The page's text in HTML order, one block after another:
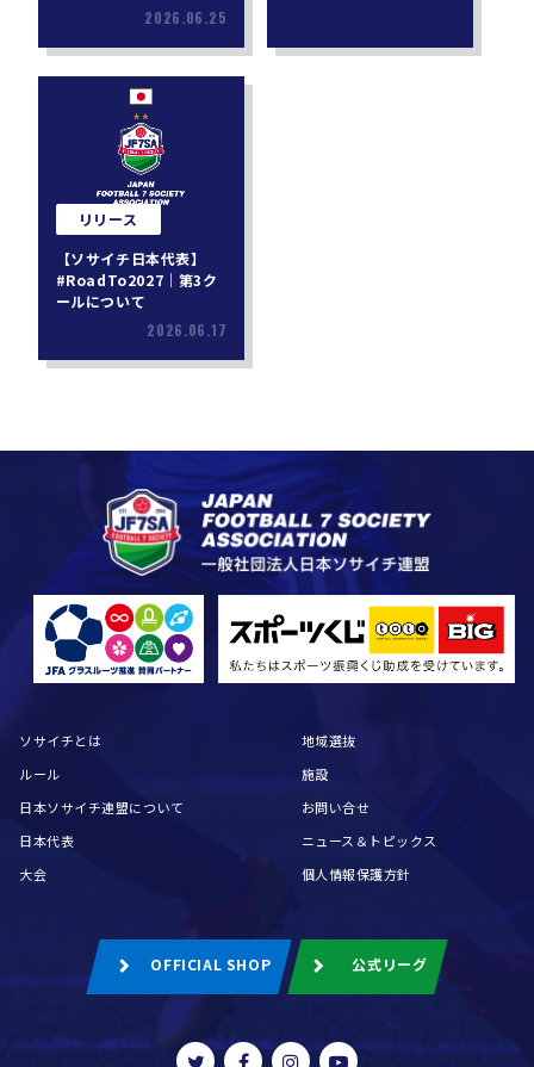
2026.06.25
リリース
【ソサイチ日本代表】
#RoadTo2027｜第3ク
ールについて
2026.06.17
ソサイチとは
ルール
日本ソサイチ連盟について
日本代表
大会
地域選抜
施設
お問い合せ
ニュース＆トピックス
個人情報保護方針
OFFICIAL SHOP 公式リーグ